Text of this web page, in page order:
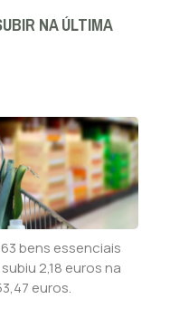
NA ÚLTIMA
bens essenciais
2,18 euros na
euros.